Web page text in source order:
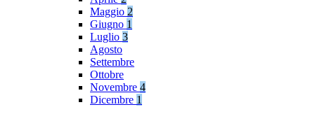
Maggio 2
Giugno 1
Luglio 3
Agosto
Settembre
Ottobre
Novembre 4
Dicembre 1